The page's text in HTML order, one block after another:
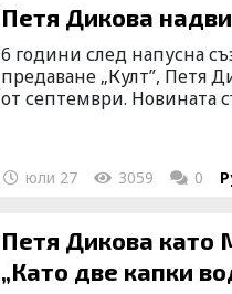
Петя Дикова
6 години след напусна
предаване „Култ”, Петя
от септември. Новината
юли 27 3059 0
Петя Дикова като
„Като две капки